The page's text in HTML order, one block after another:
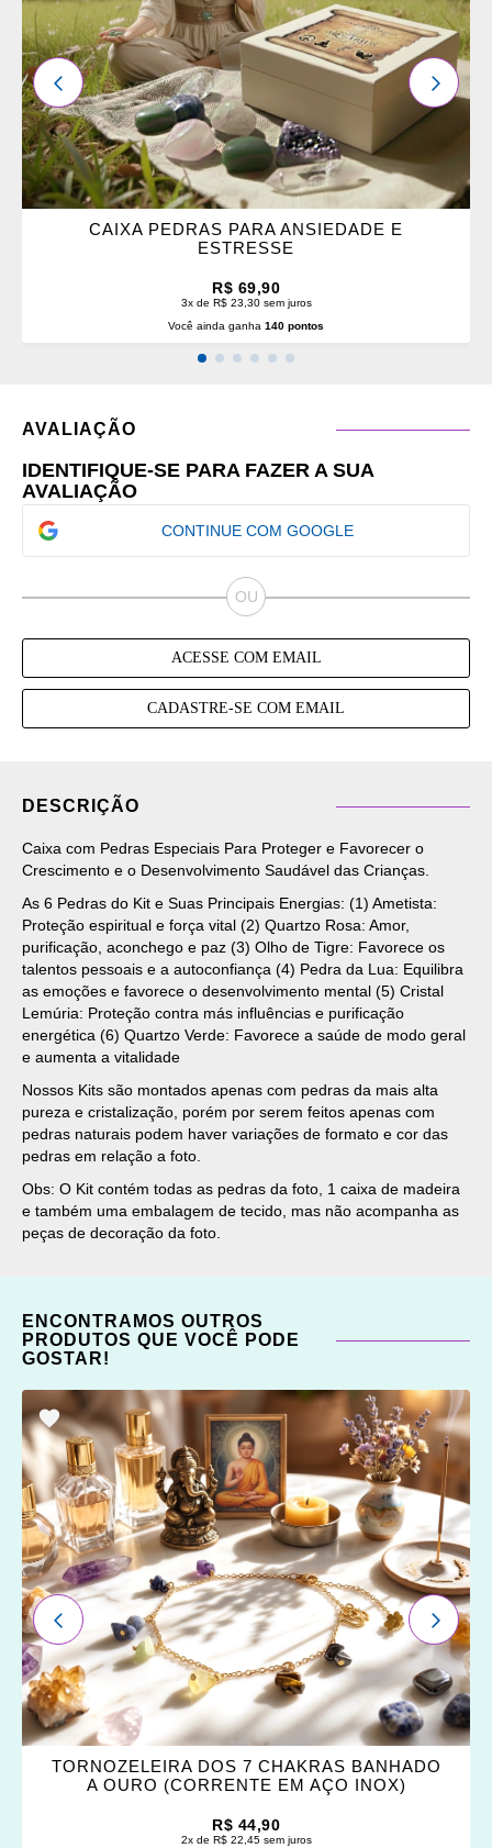
CAIXA PEDRAS PARA ANSIEDADE E
ESTRESSE
R$ 69,90
3x de R$ 23,30 sem juros
Você ainda ganha 140 pontos
ANTERIOR
AVALIAÇÃO
IDENTIFIQUE-SE PARA FAZER A SUA
AVALIAÇÃO
CONTINUE COM GOOGLE
ACESSE COM EMAIL
CADASTRE-SE COM EMAIL
DESCRIÇÃO
Caixa com Pedras Especiais Para Proteger e Favorecer o
Crescimento e o Desenvolvimento Saudável das Crianças.
As 6 Pedras do Kit e Suas Principais Energias: (1) Ametista:
Proteção espiritual e força vital (2) Quartzo Rosa: Amor,
purificação, aconchego e paz (3) Olho de Tigre: Favorece os
talentos pessoais e a autoconfiança (4) Pedra da Lua: Equilibra
as emoções e favorece o desenvolvimento mental (5) Cristal
Lemúria: Proteção contra más influências e purificação
energética (6) Quartzo Verde: Favorece a saúde de modo geral
e aumenta a vitalidade
Nossos Kits são montados apenas com pedras da mais alta
pureza e cristalização, porém por serem feitos apenas com
pedras naturais podem haver variações de formato e cor das
pedras em relação a foto.
Obs: O Kit contém todas as pedras da foto, 1 caixa de madeira
e também uma embalagem de tecido, mas não acompanha as
peças de decoração da foto.
ENCONTRAMOS OUTROS
PRODUTOS QUE VOCÊ PODE
GOSTAR!
ADICIONAR
OS
FAVORITOS
TORNOZELEIRA DOS 7 CHAKRAS BANHADO
A OURO (CORRENTE EM AÇO INOX)
R$ 44,90
2x de R$ 22,45 sem juros
ANTERIOR